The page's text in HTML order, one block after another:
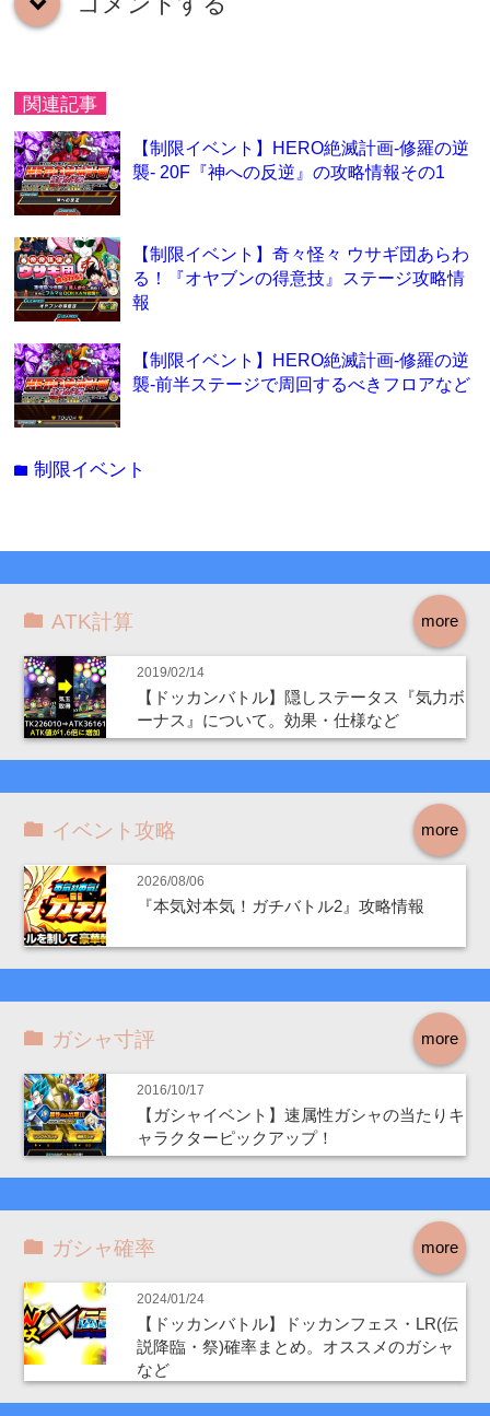
関連記事
【制限イベント】HERO絶滅計画-修羅の逆
襲- 20F『神への反逆』の攻略情報その1
【制限イベント】奇々怪々 ウサギ団あらわ
る！『オヤブンの得意技』ステージ攻略情
報
【制限イベント】HERO絶滅計画-修羅の逆
襲-前半ステージで周回するべきフロアなど
folder制限イベント
more
ATK計算
2019/02/14
【ドッカンバトル】隠しステータス『気力ボ
ーナス』について。効果・仕様など
more
イベント攻略
2026/08/06
『本気対本気！ガチバトル2』攻略情報
more
ガシャ寸評
2016/10/17
【ガシャイベント】速属性ガシャの当たりキ
ャラクターピックアップ！
more
ガシャ確率
2024/01/24
【ドッカンバトル】ドッカンフェス・LR(伝
説降臨・祭)確率まとめ。オススメのガシャ
など